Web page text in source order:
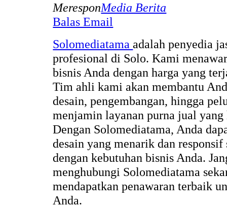
MeresponMedia Berita
Balas Email
Solomediatamaadalah penyedia
profesional di Solo. Kami
bisnis Anda dengan harga yang
Tim ahli kami akan membantu
desain, pengembangan, hingga
menjamin layanan purna jual yang
Dengan Solomediatama, Anda
desain yang menarik dan
dengan kebutuhan bisnis Anda.
menghubungi Solomediatama
mendapatkan penawaran terbaik
Anda.